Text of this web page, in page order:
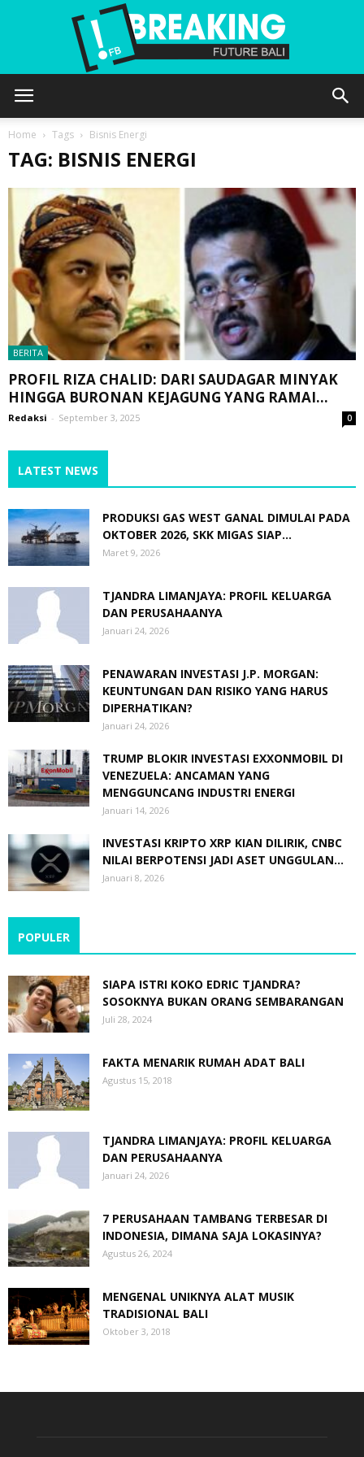
Home Tags Bisnis Energi
TAG: BISNIS ENERGI
BERITA
PROFIL RIZA CHALID: DARI SAUDAGAR MINYAK
HINGGA BURONAN KEJAGUNG YANG RAMAI...
Redaksi - September 3, 2025 0
LATEST NEWS
PRODUKSI GAS WEST GANAL DIMULAI PADA
OKTOBER 2026, SKK MIGAS SIAP...
Maret 9, 2026
TJANDRA LIMANJAYA: PROFIL KELUARGA
DAN PERUSAHAANYA
Januari 24, 2026
PENAWARAN INVESTASI J.P. MORGAN:
KEUNTUNGAN DAN RISIKO YANG HARUS
DIPERHATIKAN?
Januari 24, 2026
TRUMP BLOKIR INVESTASI EXXONMOBIL DI
VENEZUELA: ANCAMAN YANG
MENGGUNCANG INDUSTRI ENERGI
Januari 14, 2026
INVESTASI KRIPTO XRP KIAN DILIRIK, CNBC
NILAI BERPOTENSI JADI ASET UNGGULAN...
Januari 8, 2026
POPULER
SIAPA ISTRI KOKO EDRIC TJANDRA?
SOSOKNYA BUKAN ORANG SEMBARANGAN
Juli 28, 2024
FAKTA MENARIK RUMAH ADAT BALI
Agustus 15, 2018
TJANDRA LIMANJAYA: PROFIL KELUARGA
DAN PERUSAHAANYA
Januari 24, 2026
7 PERUSAHAAN TAMBANG TERBESAR DI
INDONESIA, DIMANA SAJA LOKASINYA?
Agustus 26, 2024
MENGENAL UNIKNYA ALAT MUSIK
TRADISIONAL BALI
Oktober 3, 2018